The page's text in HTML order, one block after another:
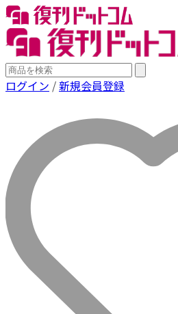
ログイン /新規会員登録